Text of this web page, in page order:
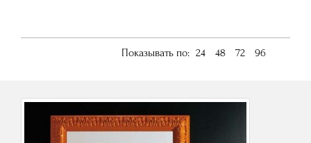
Показывать по: 24 48 72 96